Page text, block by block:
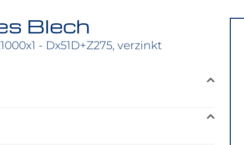
Blech
- Dx51D+Z275, verzinkt